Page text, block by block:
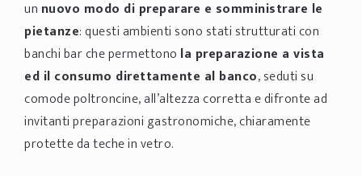
un nuovo modo di preparare e somministrare le
pietanze: questi ambienti sono stati strutturati con
banchi bar che permettono la preparazione a vista
ed il consumo direttamente al banco, seduti su
comode poltroncine, all’altezza corretta e difronte ad
invitanti preparazioni gastronomiche, chiaramente
protette da teche in vetro.